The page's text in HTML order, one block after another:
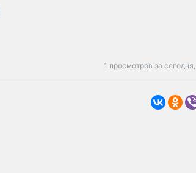
1 просмотров за сегодня,